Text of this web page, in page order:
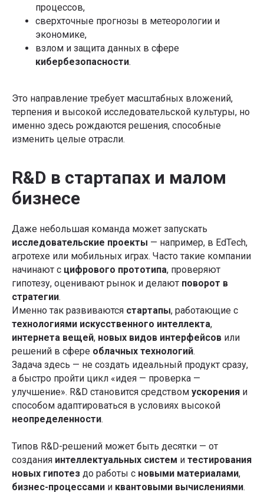
процессов,
сверхточные прогнозы в метеорологии и
экономике,
взлом и защита данных в сфере
кибербезопасности.
Это направление требует масштабных вложений,
терпения и высокой исследовательской культуры, но
именно здесь рождаются решения, способные
изменить целые отрасли.
R&D в стартапах и малом
бизнесе
Даже небольшая команда может запускать
исследовательские проекты — например, в EdTech,
агротехе или мобильных играх. Часто такие компании
начинают с цифрового прототипа, проверяют
гипотезу, оценивают рынок и делают поворот в
стратегии.
Именно так развиваются стартапы, работающие с
технологиями искусственного интеллекта,
интернета вещей, новых видов интерфейсов или
решений в сфере облачных технологий.
Задача здесь — не создать идеальный продукт сразу,
а быстро пройти цикл «идея — проверка —
улучшение». R&D становится средством ускорения и
способом адаптироваться в условиях высокой
неопределенности.
Типов R&D-решений может быть десятки — от
создания интеллектуальных систем и тестирования
новых гипотез до работы с новыми материалами,
бизнес-процессами и квантовыми вычислениями.